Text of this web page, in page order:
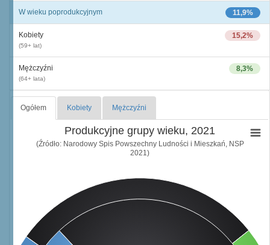
11,9%
W wieku poprodukcyjnym
15,2%
Kobiety
(59+ lat)
8,3%
Mężczyźni
(64+ lata)
Ogółem Kobiety Mężczyźni
Produkcyjne grupy wieku, 2021
(Źródło: Narodowy Spis Powszechny Ludności i Mieszkań, NSP
2021)